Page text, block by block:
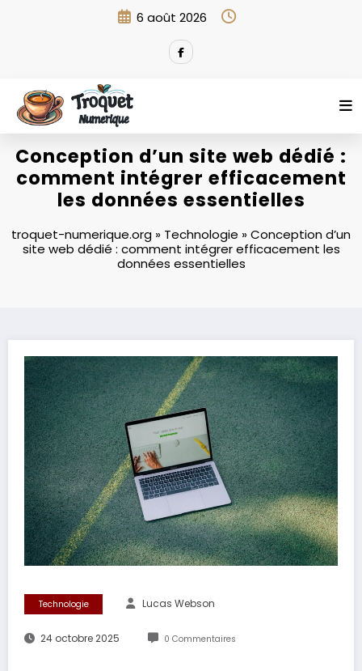
6 août 2026
Conception d’un site web dédié :
comment intégrer efficacement
les données essentielles
troquet-numerique.org » Technologie »Conception d’un
site web dédié : comment intégrer efficacement les
données essentielles
Technologie Lucas Webson
24 octobre 2025 0 Commentaires